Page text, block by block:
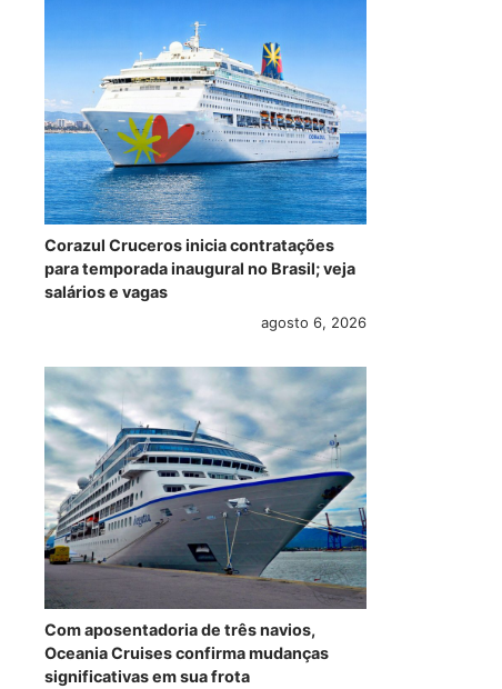
Corazul Cruceros inicia contratações
para temporada inaugural no Brasil; veja
salários e vagas
agosto 6, 2026
Com aposentadoria de três navios,
Oceania Cruises confirma mudanças
significativas em sua frota